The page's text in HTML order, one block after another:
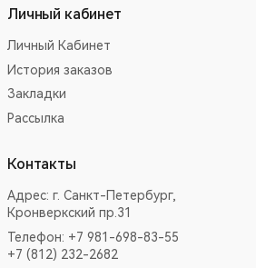
Личный кабинет
Личный Кабинет
История заказов
Закладки
Рассылка
Контакты
Адрес: г. Санкт-Петербург,
Кронверкский пр.31
Телефон: +7 981-698-83-55
+7 (812) 232-2682